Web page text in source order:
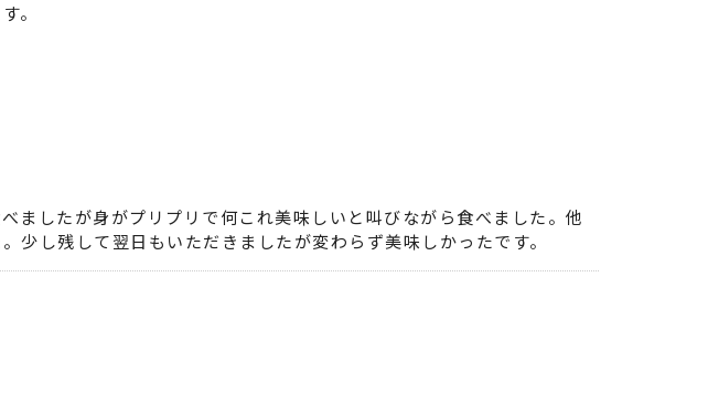
。
ましたが身がプリプリで何これ美味しいと叫びながら食べました。他
少し残して翌日もいただきましたが変わらず美味しかったです。